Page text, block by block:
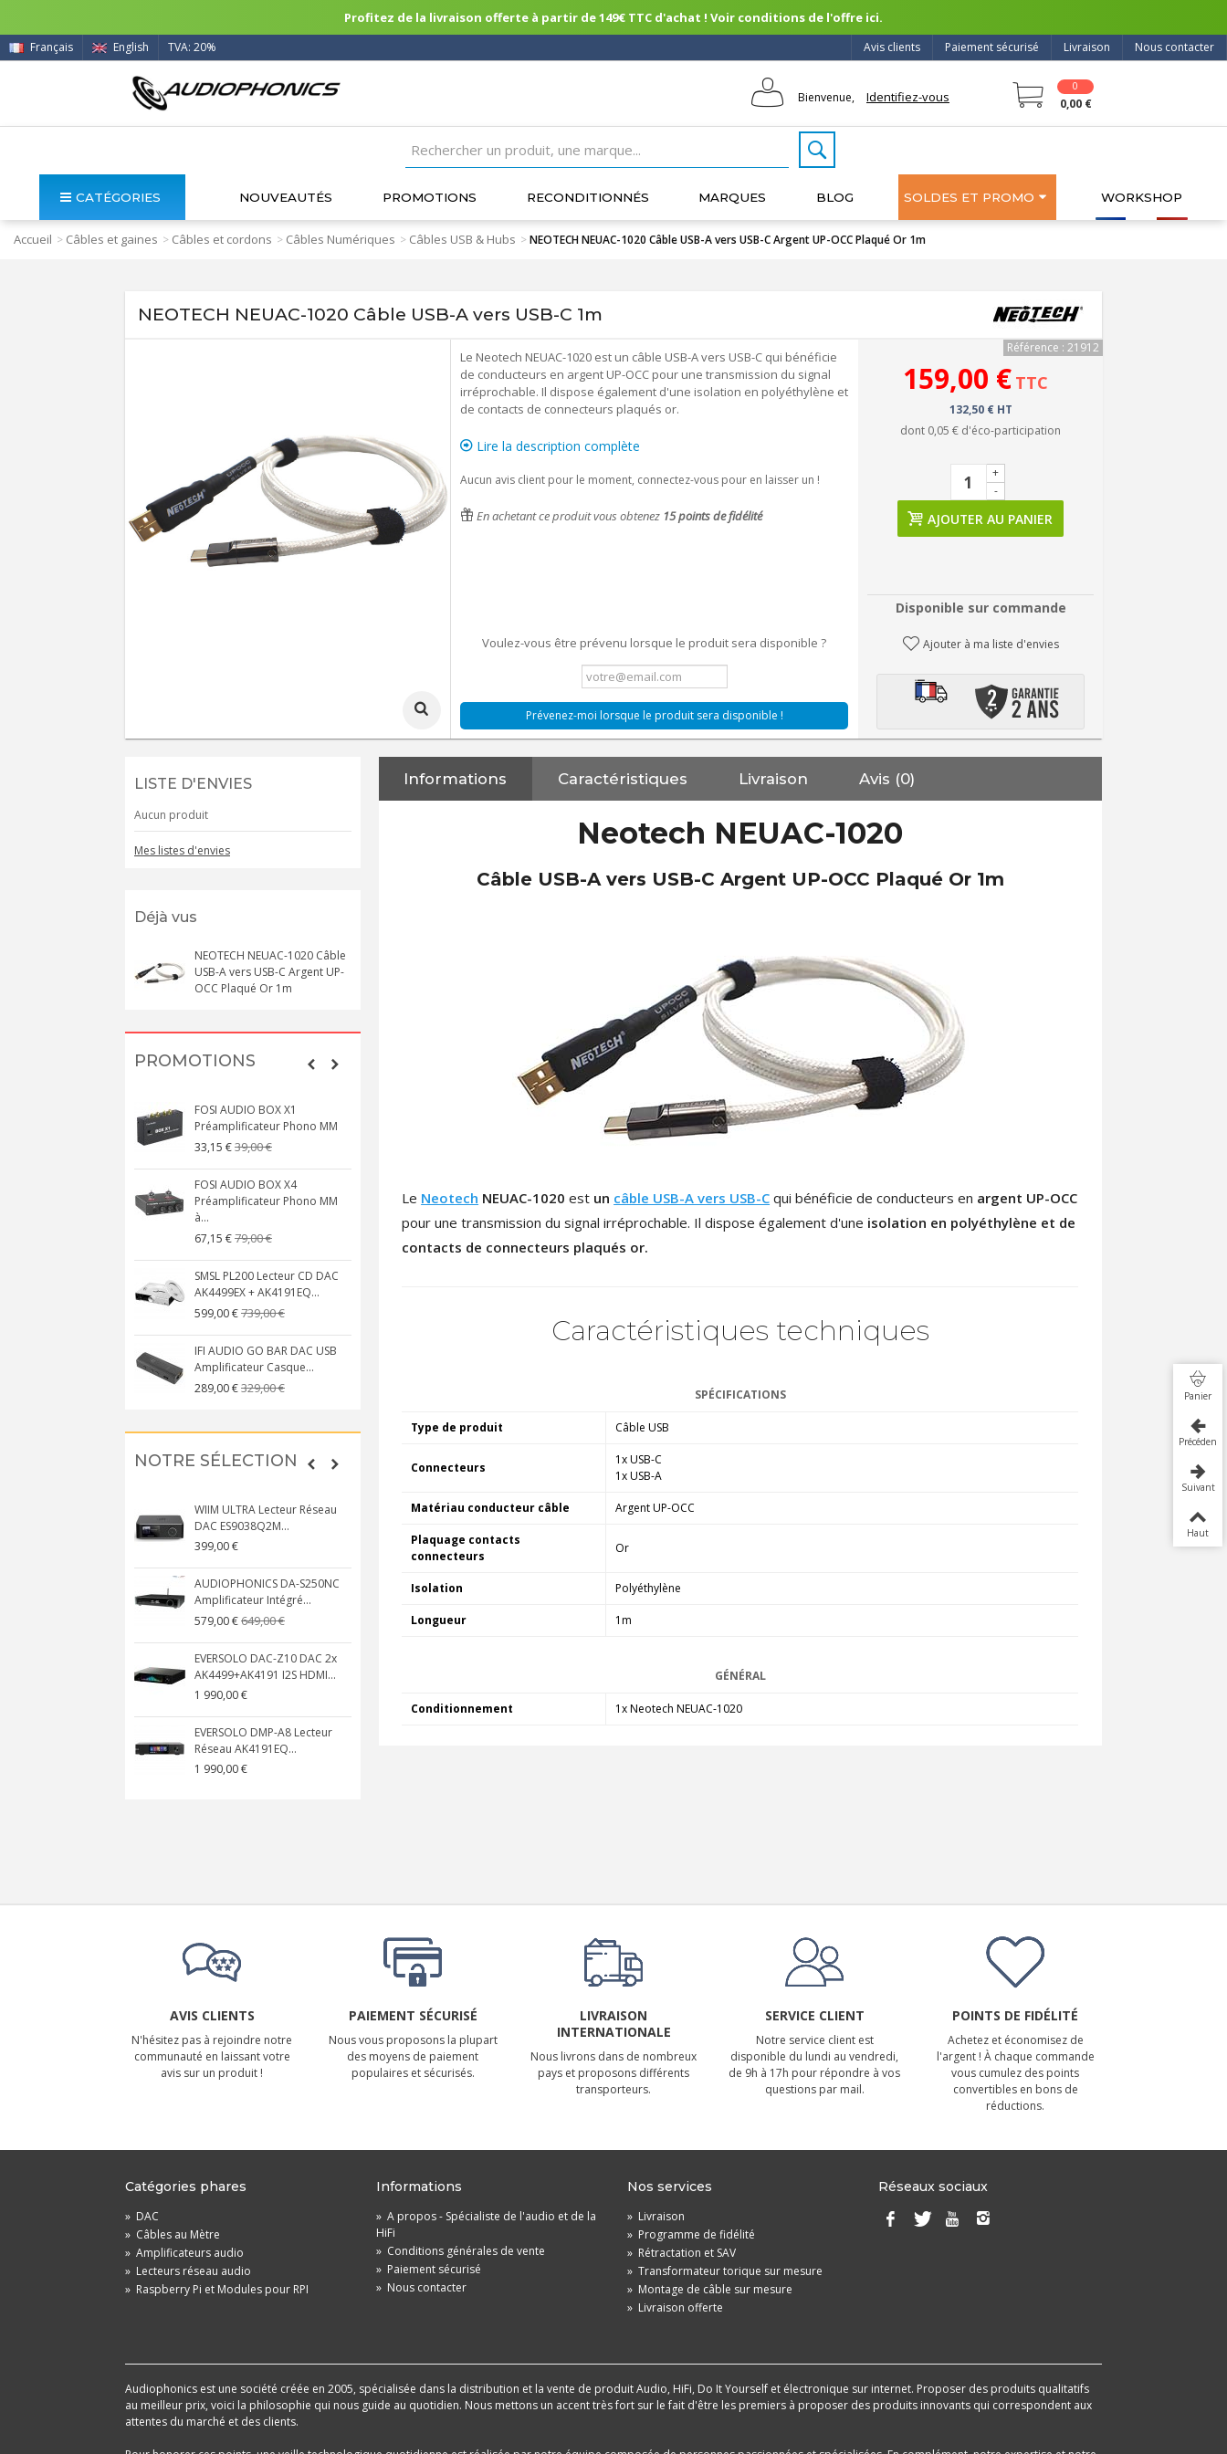
Profitez de la livraison offerte à partir de 149€ TTC d'achat ! Voir conditions de l'offre ici.
Nous contacter
Livraison
Paiement sécurisé
Avis clients
Français English TVA: 20%
Bienvenue, Identifiez-vous
0
0,00 €
CATÉGORIES NOUVEAUTÉS PROMOTIONS RECONDITIONNÉS MARQUES BLOG SOLDES ET PROMO WORKSHOP
Accueil > Câbles et gaines > Câbles et cordons > Câbles Numériques > Câbles USB & Hubs >NEOTECH NEUAC-1020 Câble USB-A vers USB-C Argent UP-OCC Plaqué Or 1m
NEOTECH NEUAC-1020 Câble USB-A vers USB-C 1m
Le Neotech NEUAC-1020 est un câble USB-A vers USB-C qui bénéficie
de conducteurs en argent UP-OCC pour une transmission du signal
irréprochable. Il dispose également d'une isolation en polyéthylène et
de contacts de connecteurs plaqués or.
Lire la description complète
Aucun avis client pour le moment, connectez-vous pour en laisser un !
En achetant ce produit vous obtenez 15points de fidélité
Voulez-vous être prévenu lorsque le produit sera disponible ?
Prévenez-moi lorsque le produit sera disponible !
Référence : 21912
159,00 € TTC
132,50 € HT
dont 0,05 € d'éco-participation
-
+
AJOUTER AU PANIER
Disponible sur commande
Ajouter à ma liste d'envies
LISTE D'ENVIES
Aucun produit
Mes listes d'envies
Déjà vus
NEOTECH NEUAC-1020 Câble
USB-A vers USB-C Argent UP-
OCC Plaqué Or 1m
PROMOTIONS
FOSI AUDIO BOX X1
Préamplificateur Phono MM
33,15 €39,00 €
FOSI AUDIO BOX X4
Préamplificateur Phono MM
à...
67,15 €79,00 €
SMSL PL200 Lecteur CD DAC
AK4499EX + AK4191EQ...
599,00 €739,00 €
IFI AUDIO GO BAR DAC USB
Amplificateur Casque...
289,00 €329,00 €
NEUTRIK NC3FXX Connecteur
MKSX4 Enceinte Subwoofer...
149,00 € 179,90 €
NOTRE SÉLECTION
WIIM ULTRA Lecteur Réseau
DAC ES9038Q2M...
399,00 €
AUDIOPHONICS DA-S250NC
Amplificateur Intégré...
579,00 €649,00 €
EVERSOLO DAC-Z10 DAC 2x
AK4499+AK4191 I2S HDMI...
1 990,00 €
EVERSOLO DMP-A8 Lecteur
Réseau AK4191EQ...
1 990,00 €
AUDIOPHONICS DAW-S250NC
790,00 €
DAN CLARK AUDIO AEON 2
919,00 €
Informations Caractéristiques Livraison Avis (0)
Neotech NEUAC-1020
Câble USB-A vers USB-C Argent UP-OCC Plaqué Or 1m
Le Neotech NEUAC-1020 est un câble USB-A vers USB-C qui bénéficie de conducteurs en argent UP-OCC
pour une transmission du signal irréprochable. Il dispose également d'une isolation en polyéthylène et de
contacts de connecteurs plaqués or.
Caractéristiques techniques
SPÉCIFICATIONS
Type de produit Câble USB
Connecteurs
1x USB-C
1x USB-A
Matériau conducteur câble Argent UP-OCC
Plaquage contacts
connecteurs
Or
Isolation Polyéthylène
Longueur 1m
GÉNÉRAL
Conditionnement 1x Neotech NEUAC-1020
AVIS CLIENTS
N'hésitez pas à rejoindre notre
communauté en laissant votre
avis sur un produit !
PAIEMENT SÉCURISÉ
Nous vous proposons la plupart
des moyens de paiement
populaires et sécurisés.
LIVRAISON
INTERNATIONALE
Nous livrons dans de nombreux
pays et proposons différents
transporteurs.
SERVICE CLIENT
Notre service client est
disponible du lundi au vendredi,
de 9h à 17h pour répondre à vos
questions par mail.
POINTS DE FIDÉLITÉ
Achetez et économisez de
l'argent ! À chaque commande
vous cumulez des points
convertibles en bons de
réductions.
Catégories phares
» DAC
» Câbles au Mètre
» Amplificateurs audio
» Lecteurs réseau audio
» Raspberry Pi et Modules pour RPI
Informations
» A propos - Spécialiste de l'audio et de la
HiFi
» Conditions générales de vente
» Paiement sécurisé
» Nous contacter
Nos services
» Livraison
» Programme de fidélité
» Rétractation et SAV
» Transformateur torique sur mesure
» Montage de câble sur mesure
» Livraison offerte
Réseaux sociaux
Audiophonics est une société créée en 2005, spécialisée dans la distribution et la vente de produit Audio, HiFi, Do It Yourself et électronique sur internet. Proposer des produits qualitatifs
au meilleur prix, voici la philosophie qui nous guide au quotidien. Nous mettons un accent très fort sur le fait d'être les premiers à proposer des produits innovants qui correspondent aux
attentes du marché et des clients.
Panier
Précédent
Suivant
Haut